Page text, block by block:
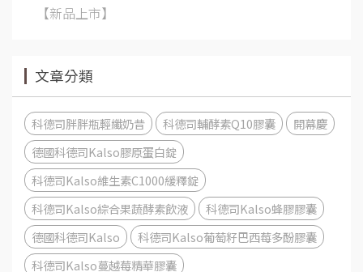
【新品上市】
文章分類
科德司胖胖瓶輕纖奶昔 科德司輔酵素Q10膠囊
開幕慶
德國科德司Kalso膠原蛋白錠
科德司Kalso維生素C1000緩釋錠
科德司Kalso綜合果蔬酵素飲液
科德司Kalso蜂膠膠囊
德國科德司Kalso
科德司Kalso葡萄籽巴西莓多酚膠囊
科德司Kalso蔓越莓精華膠囊